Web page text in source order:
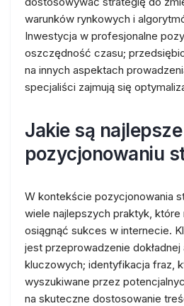
warunków rynkowych i
Inwestycja w profesjonalne
oszczędność czasu;
na innych aspektach
specjaliści zajmują się
Jakie są
pozycjonowaniu
W kontekście pozycjonowania
wiele najlepszych praktyk,
osiągnąć sukces w internecie.
jest przeprowadzenie dokładnej
kluczowych; identyfikacja fraz,
wyszukiwane przez
na skuteczne dostosowanie